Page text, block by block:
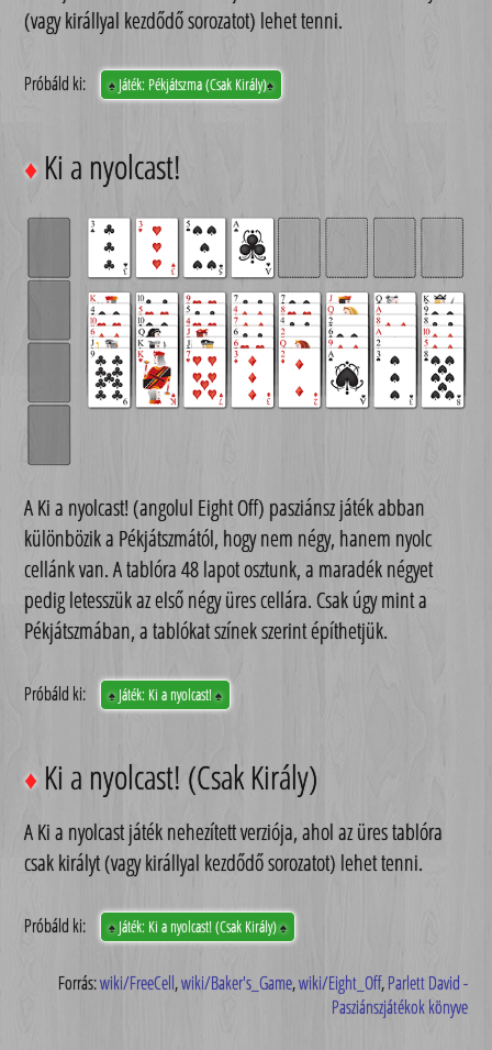
(vagy királlyal kezdődő sorozatot) lehet tenni.
Próbáld ki: ♠Játék: Pékjátszma (Csak Király)♠
♦ Ki a nyolcast!
A Ki a nyolcast! (angolul Eight Off) pasziánsz játék abban
különbözik a Pékjátszmától, hogy nem négy, hanem nyolc
cellánk van. A tablóra 48 lapot osztunk, a maradék négyet
pedig letesszük az első négy üres cellára. Csak úgy mint a
Pékjátszmában, a tablókat színek szerint építhetjük.
Próbáld ki: ♠Játék: Ki a nyolcast!♠
♦ Ki a nyolcast! (Csak Király)
A Ki a nyolcast játék nehezített verziója, ahol az üres tablóra
csak királyt (vagy királlyal kezdődő sorozatot) lehet tenni.
Próbáld ki: ♠Játék: Ki a nyolcast! (Csak Király)♠
Forrás:wiki/FreeCell,wiki/Baker's_Game,wiki/Eight_Off,Parlett David -
Pasziánszjátékok könyve